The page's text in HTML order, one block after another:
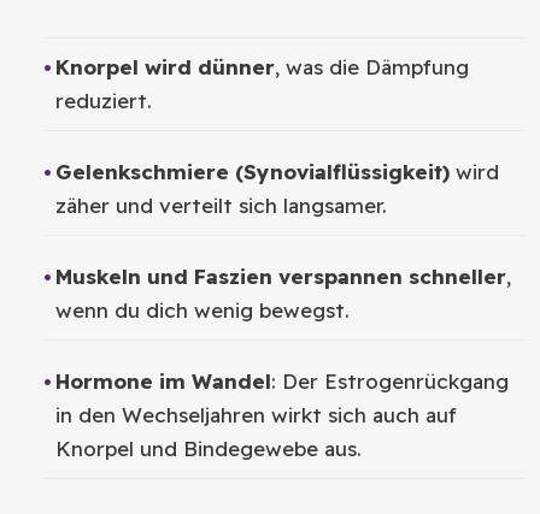
Knorpel wird dünner, was die Dämpfung
reduziert.
Gelenkschmiere (Synovialflüssigkeit)wird
zäher und verteilt sich langsamer.
Muskeln und Faszien verspannen schneller,
wenn du dich wenig bewegst.
Hormone im Wandel: Der Estrogenrückgang
in den Wechseljahren wirkt sich auch auf
Knorpel und Bindegewebe aus.